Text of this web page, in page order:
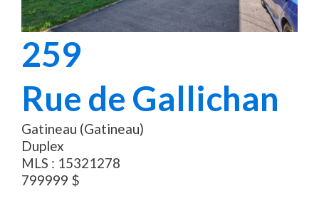
259
Rue de Gallichan
Gatineau (Gatineau)
Duplex
MLS : 15321278
799999 $